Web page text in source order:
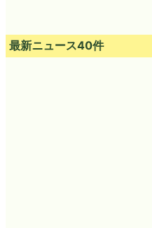
最新ニュース40件